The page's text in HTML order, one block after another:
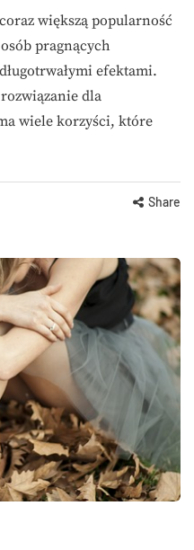
większą popularność
pragnących
efektami.
dla
wiele korzyści, które
Share